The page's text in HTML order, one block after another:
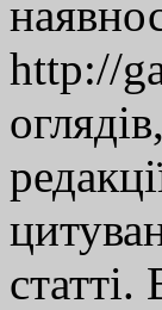
http://